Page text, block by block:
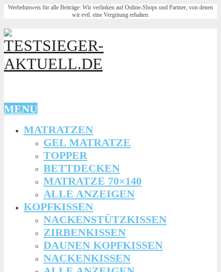
Werbehinweis für alle Beiträge: Wir verlinken auf Online-Shops und Partner, von denen
wir evtl. eine Vergütung erhalten.
MENU
MATRATZEN
GEL MATRATZE
TOPPER
BETTDECKEN
MATRATZE 70×140
ALLE ANZEIGEN
KOPFKISSEN
NACKENSTÜTZKISSEN
ZIRBENKISSEN
DAUNEN KOPFKISSEN
NACKENKISSEN